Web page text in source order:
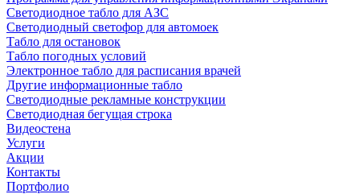
Светодиодное табло для АЗС
Светодиодный светофор для автомоек
Табло для остановок
Табло погодных условий
Электронное табло для расписания врачей
Другие информационные табло
Светодиодные рекламные конструкции
Светодиодная бегущая строка
Видеостена
Услуги
Акции
Контакты
Портфолио